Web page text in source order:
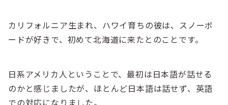
カリフォルニア生まれ、ハワイ育ちの彼は、スノーボ
ードが好きで、初めて北海道に来たとのことです。
日系アメリカ人ということで、最初は日本語が話せる
のかと感じましたが、ほとんど日本語は話せず、英語
での対応になりました。